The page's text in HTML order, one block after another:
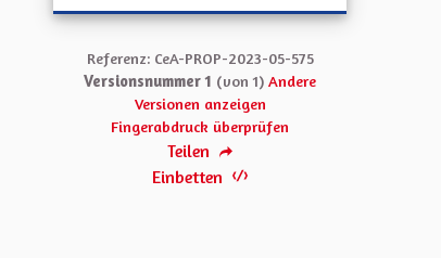
Referenz: CeA-PROP-2023-05-575
Versionsnummer 1 (von 1) Andere
Versionen anzeigen
Fingerabdruck überprüfen
Teilen
Einbetten